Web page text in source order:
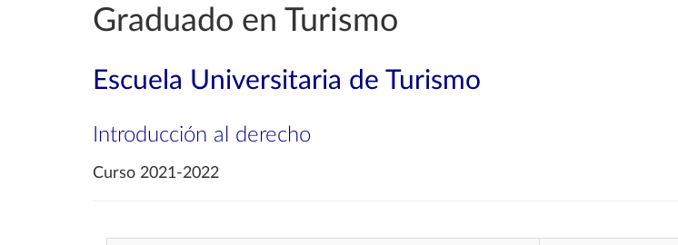
Graduado en Turismo
Escuela Universitaria de Turismo
Introducción al derecho
Curso 2021-2022